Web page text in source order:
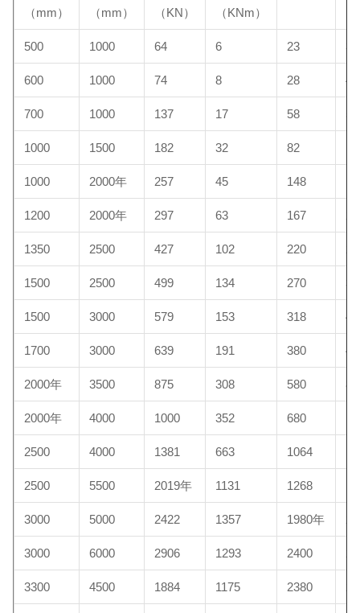
（mm） （mm） （KN） （KNm）
500 1000 64 6 23 35
600 1000 74 8 28 40
700 1000 137 17 58
1000 1500 182 32 82
1000 2000年 257 45 148
1200 2000年 297 63 167
1350 2500 427 102 220
1500 2500 499 134 270
1500 3000 579 153 318
1700 3000 639 191 380
2000年 3500 875 308 580
2000年 4000 1000 352 680
2500 4000 1381 663 1064
2500 5500 2019年 1131 1268
3000 5000 2422 1357 1980年
3000 6000 2906 1293 2400
3300 4500 1884 1175 2380